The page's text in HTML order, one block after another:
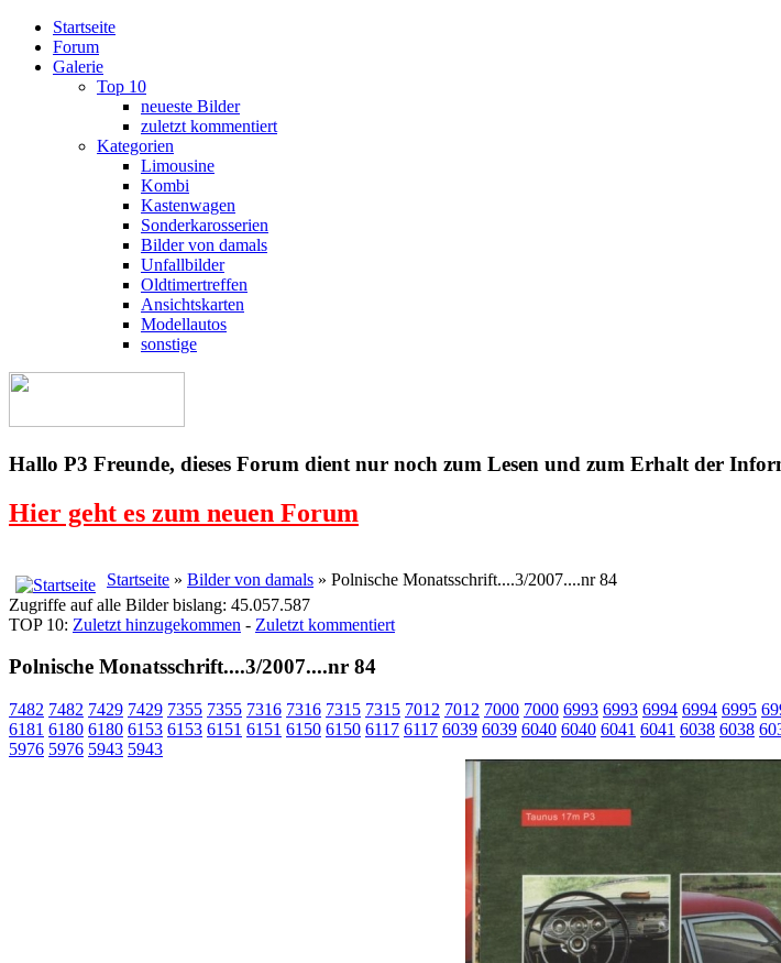
Startseite
Forum
Galerie
Top 10
neueste Bilder
zuletzt kommentiert
Kategorien
Limousine
Kombi
Kastenwagen
Sonderkarosserien
Bilder von damals
Unfallbilder
Oldtimertreffen
Ansichtskarten
Modellautos
sonstige
Hallo P3 Freunde, dieses Forum dient nur noch zum Lesen und zum Erhalt der
Hier geht es zum neuen Forum
Startseite » Bilder von damals » Polnische Monatsschrift....3/2007....nr 84
Zugriffe auf alle Bilder bislang: 45.057.587
TOP 10: Zuletzt hinzugekommen - Zuletzt kommentiert
Polnische Monatsschrift....3/2007....nr 84
7482 7482 7429 7429 7355 7355 7316 7316 7315 7315 7012 7012 7000 7000 6993 6993 6994 6994 6995
6181 6180 6180 6153 6153 6151 6151 6150 6150 6117 6117 6039 6039 6040 6040 6041 6041 6038 6038
5976 5976 5943 5943